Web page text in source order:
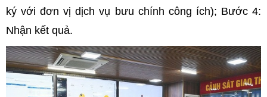
ký với đơn vị dịch vụ bưu chính công ích); Bước 4:
Nhận kết quả.